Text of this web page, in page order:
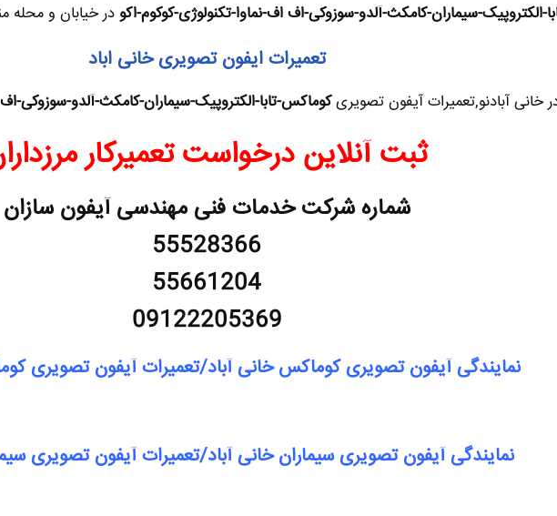
الکتروپیک-سیماران-کامکث-آلدو-سوزوکی-اف اف-نماوا-تکنولوژی-کوکوم-اکو در خیابان و محله
تعمیرات ایفون تصویری خانی اباد
خانی آبادنو,تعمیرات آیفون تصویریکوماکس-تابا-الکتروپیک-سیماران-کامکث-آلدو-سوزوکی-اف
ثبت آنلاین درخواست تعمیرکار
شماره شرکت خدمات فنی مهندسی آیفون سازان
55528366
55661204
09122205369
نمایندگی آیفون تصویری کوماکس خانی آباد/تعمیرات آیفون تصویری
نمایندگی آیفون تصویری سیماران خانی آباد/تعمیرات آیفون تصویری